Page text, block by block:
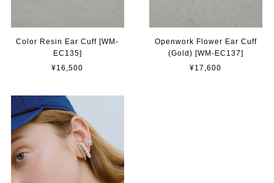
Color Resin Ear Cuff [WM-
EC135]
¥16,500
Openwork Flower Ear Cuff
(Gold) [WM-EC137]
¥17,600